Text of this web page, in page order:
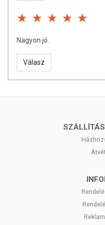
Kisgyermektől elzárva
Nagyon jó.
Válasz